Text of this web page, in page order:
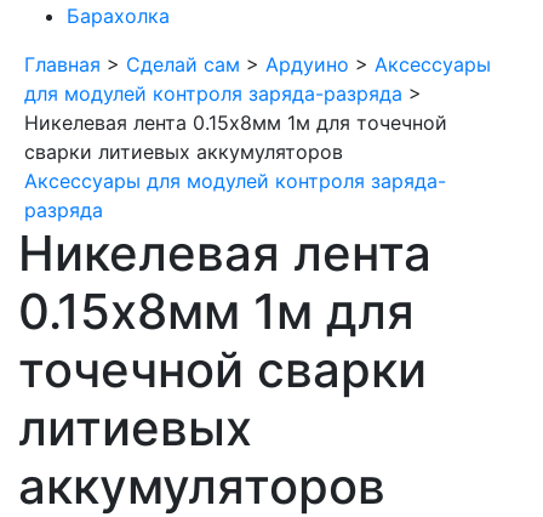
Барахолка
Главная > Сделай сам > Ардуино > Аксессуары
для модулей контроля заряда-разряда >
Никелевая лента 0.15x8мм 1м для точечной
сварки литиевых аккумуляторов
Аксессуары для модулей контроля заряда-
разряда
Никелевая лента
0.15x8мм 1м для
точечной сварки
литиевых
аккумуляторов